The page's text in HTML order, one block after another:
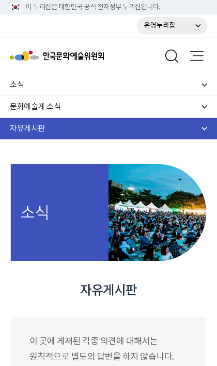
이 누리집은 대한민국 공식 전자정부 누리집입니다.
운영누리집
소식
문화예술계 소식
자유게시판
소식
자유게시판
이 곳에 게재된 각종 의견에 대해서는
원칙적으로 별도의 답변을 하지 않습니다.